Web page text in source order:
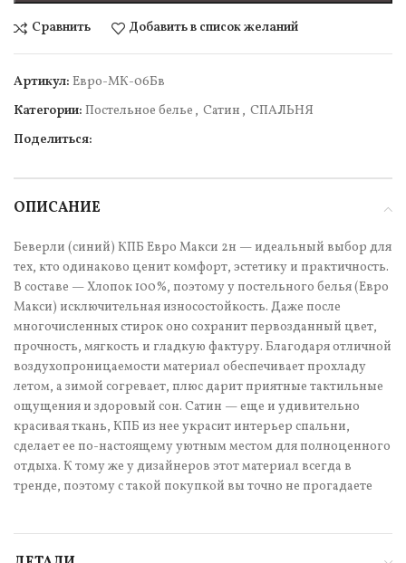
Сравнить Добавить в список желаний
Артикул: Евро-МК-06Бв
Категории: Постельное белье , Сатин , СПАЛЬНЯ
Поделиться:
ОПИСАНИЕ
Беверли (синий) КПБ Евро Макси 2н — идеальный выбор для
тех, кто одинаково ценит комфорт, эстетику и практичность.
В составе — Хлопок 100%, поэтому у постельного белья (Евро
Макси) исключительная износостойкость. Даже после
многочисленных стирок оно сохранит первозданный цвет,
прочность, мягкость и гладкую фактуру. Благодаря отличной
воздухопроницаемости материал обеспечивает прохладу
летом, а зимой согревает, плюс дарит приятные тактильные
ощущения и здоровый сон. Сатин — еще и удивительно
красивая ткань, КПБ из нее украсит интерьер спальни,
сделает ее по-настоящему уютным местом для полноценного
отдыха. К тому же у дизайнеров этот материал всегда в
тренде, поэтому с такой покупкой вы точно не прогадаете